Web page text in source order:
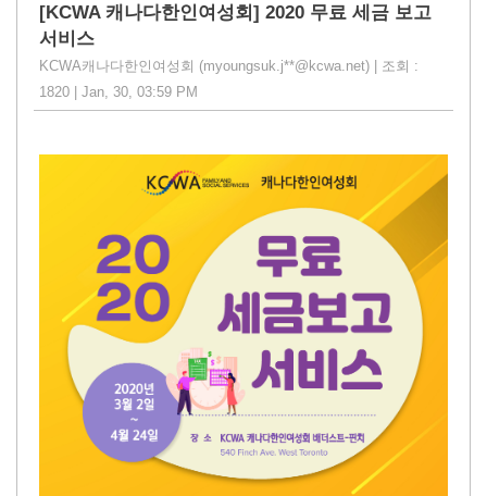
[KCWA 캐나다한인여성회] 2020 무료 세금 보고
서비스
KCWA캐나다한인여성회 (myoungsuk.j**@kcwa.net) | 조회 :
1820 | Jan, 30, 03:59 PM